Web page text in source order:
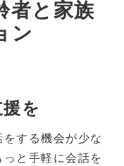
者と家族
ン
を
する機会が少な
と手軽に会話を